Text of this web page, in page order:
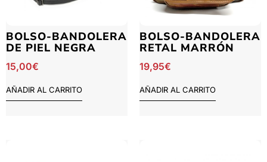
BOLSO-BANDOLERA
DE PIEL NEGRA
15,00€
AÑADIR AL CARRITO
BOLSO-BANDOLERA
RETAL MARRÓN
19,95€
AÑADIR AL CARRITO